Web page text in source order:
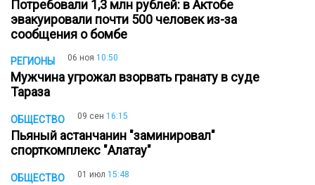
Потребовали 1,3 млн рублей: в Актобе
эвакуировали почти 500 человек из-за
сообщения о бомбе
РЕГИОНЫ 06 ноя 10:50
Мужчина угрожал взорвать гранату в суде
Тараза
ОБЩЕСТВО 09 сен 16:15
Пьяный астанчанин "заминировал"
спорткомплекс "Алатау"
ОБЩЕСТВО 01 июл 15:48